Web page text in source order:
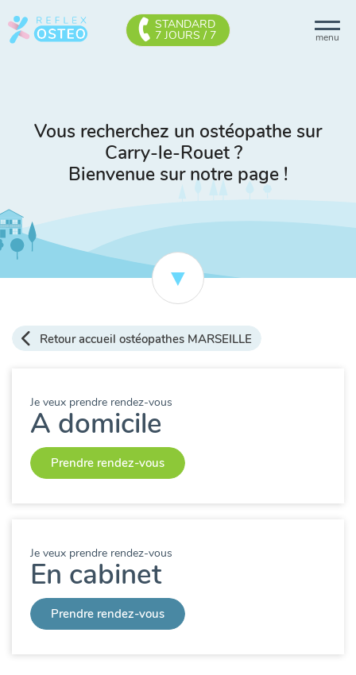
menu
STANDARD
7 JOURS / 7
Vous recherchez un ostéopathe sur
Carry-le-Rouet ?
Bienvenue sur notre page !
Retour accueil ostéopathes MARSEILLE
Je veux prendre rendez-vous
A domicile
Prendre rendez-vous
Je veux prendre rendez-vous
En cabinet
Prendre rendez-vous